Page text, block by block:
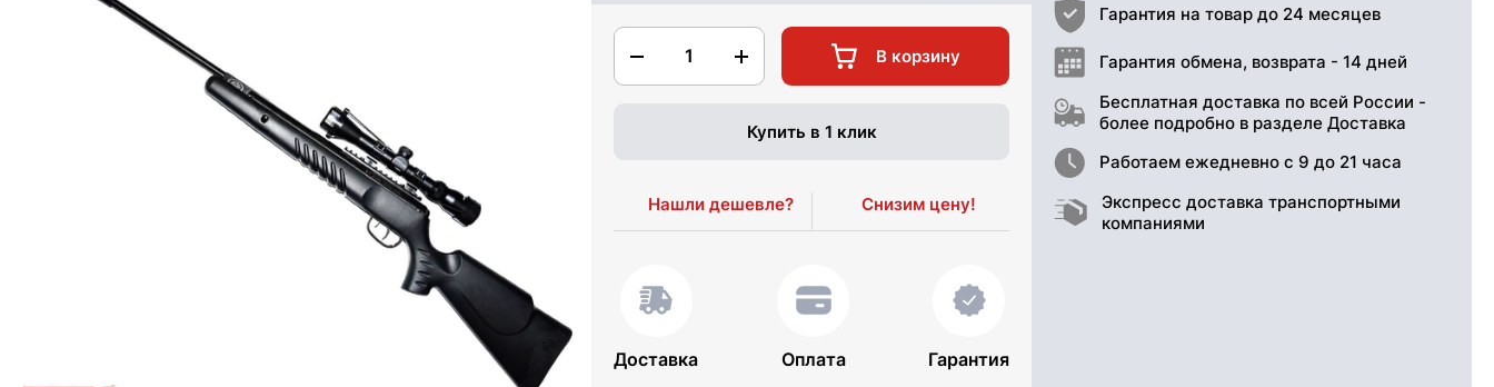
1 В корзину
Купить в 1 клик
Нашли дешевле? Снизим цену!
Доставка Оплата Гарантия
Гарантия на товар до 24 месяцев
Гарантия обмена, возврата - 14 дней
Бесплатная доставка по всей России -
более подробно в разделе Доставка
Работаем ежедневно с 9 до 21 часа
Экспресс доставка транспортными
компаниями